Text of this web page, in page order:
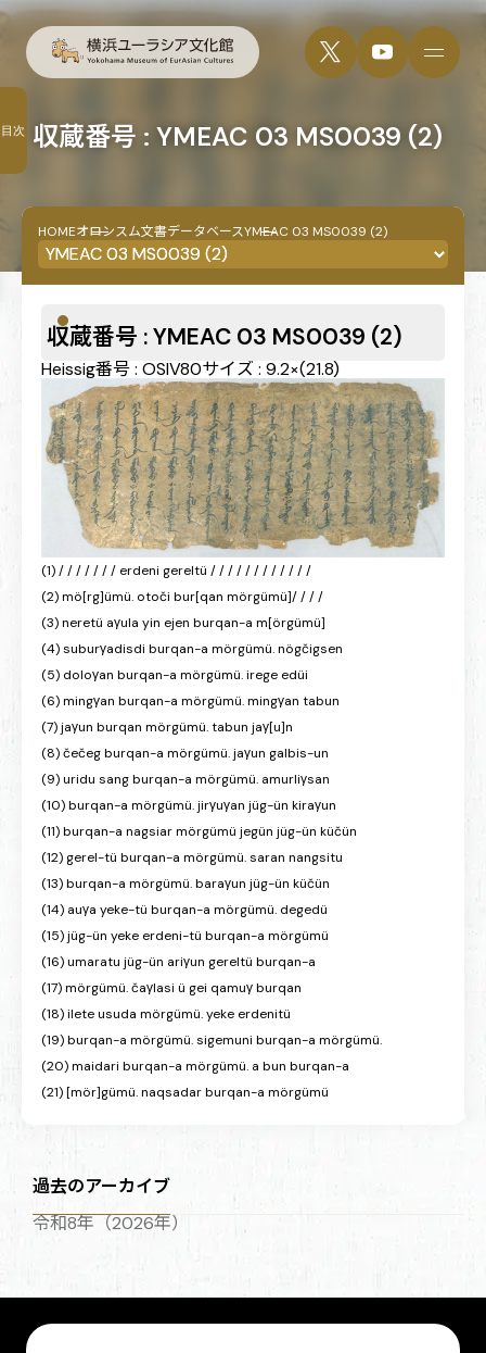
収蔵番号 : YMEAC 03 MS0039 (2)
HOMEオロンスム文書データベースYMEAC 03 MS0039 (2)
収蔵番号 : YMEAC 03 MS0039 (2)
Heissig番号 : OSIV80サイズ : 9.2×(21.8)
(1) / / / / / / / erdeni gereltü / / / / / / / / / / / /
(2) mö[rg]ümü. otoči bur[qan mörgümü]/ / / /
(3) neretü aγula yin ejen burqan-a m[örgümü]
(4) suburγadisdi burqan-a mörgümü. nögčigsen
(5) doloγan burqan-a mörgümü. irege edüi
(6) mingγan burqan-a mörgümü. mingγan tabun
(7) jaγun burqan mörgümü. tabun jaγ[u]n
(8) čečeg burqan-a mörgümü. jaγun galbis-un
(9) uridu sang burqan-a mörgümü. amurliγsan
(10) burqan-a mörgümü. jirγuγan jüg-ün kiraγun
(11) burqan-a nagsiar mörgümü jegün jüg-ün küčün
(12) gerel-tü burqan-a mörgümü. saran nangsitu
(13) burqan-a mörgümü. baraγun jüg-ün küčün
(14) auγa yeke-tü burqan-a mörgümü. degedü
(15) jüg-ün yeke erdeni-tü burqan-a mörgümü
(16) umaratu jüg-ün ariγun gereltü burqan-a
(17) mörgümü. čaγlasi ü gei qamuγ burqan
(18) ilete usuda mörgümü. yeke erdenitü
(19) burqan-a mörgümü. sigemuni burqan-a mörgümü.
(20) maidari burqan-a mörgümü. a bun burqan-a
(21) [mör]gümü. naqsadar burqan-a mörgümü
目次
過去のアーカイブ
令和8年（2026年）